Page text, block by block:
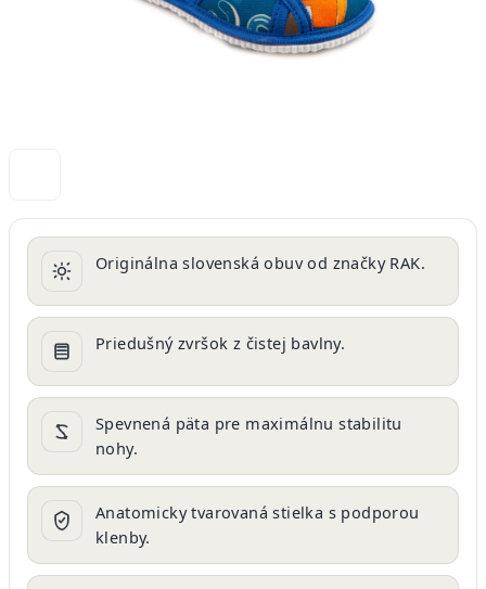
Originálna slovenská obuv od značky RAK.
Priedušný zvršok z čistej bavlny.
Spevnená päta pre maximálnu stabilitu
nohy.
Anatomicky tvarovaná stielka s podporou
klenby.